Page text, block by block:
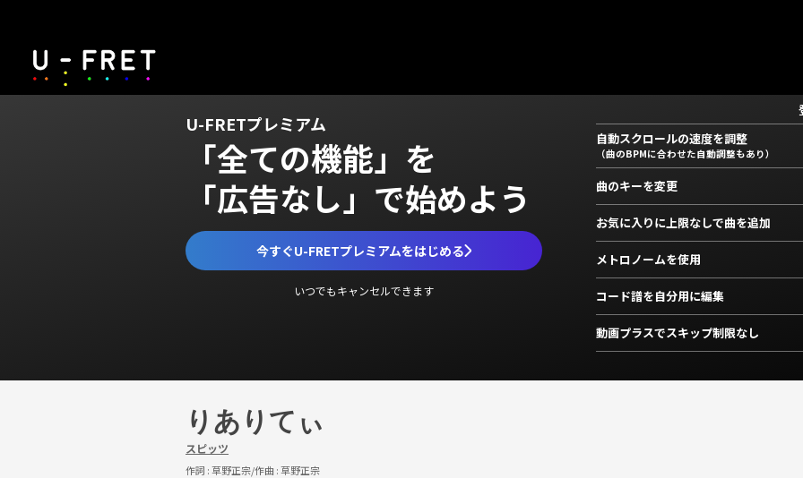
U-FRETプレミアム
「全ての機能」を
「広告なし」で始めよう
今すぐU-FRETプレミアムをはじめる
いつでもキャンセルできます
自動スクロールの速度を調整
（曲のBPMに合わせた自動調整もあり）
曲のキーを変更
お気に入りに上限なしで曲を追加
メトロノームを使用
コード譜を自分用に編集
動画プラスでスキップ制限なし
りありてぃ
スピッツ
作詞 :草野正宗/作曲 :草野正宗